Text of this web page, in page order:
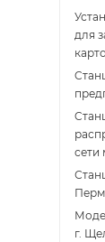
для
сети
г.